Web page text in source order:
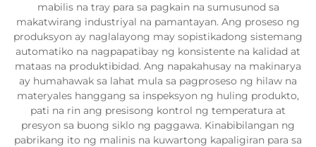
mabilis na tray para sa pagkain na sumusunod sa
makatwirang industriyal na pamantayan. Ang proseso ng
produksyon ay naglalayong may sopistikadong sistemang
automatiko na nagpapatibay ng konsistente na kalidad at
mataas na produktibidad. Ang napakahusay na makinarya
ay humahawak sa lahat mula sa pagproseso ng hilaw na
materyales hanggang sa inspeksyon ng huling produkto,
pati na rin ang presisong kontrol ng temperatura at
presyon sa buong siklo ng paggawa. Kinabibilangan ng
pabrikang ito ng malinis na kuwartong kapaligiran para sa